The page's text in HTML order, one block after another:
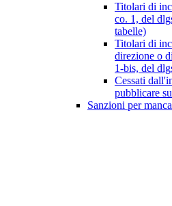
Titolari di
co. 1, del
tabelle)
Titolari di
direzione o
1-bis, del
Cessati
pubblicare
Sanzioni per